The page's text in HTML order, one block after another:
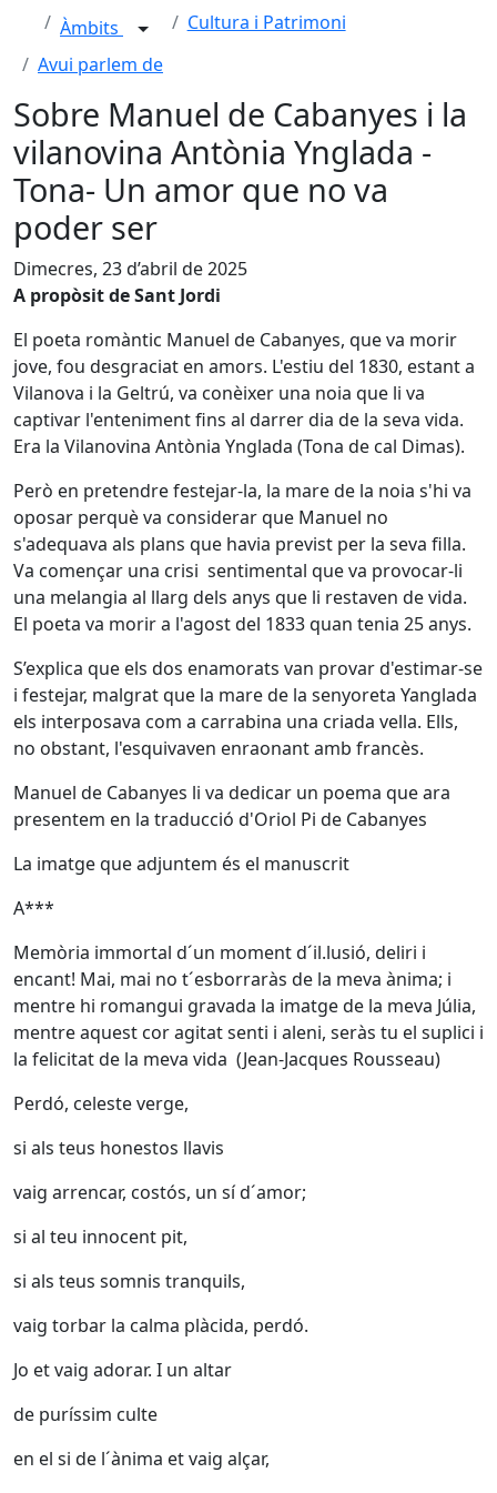
Àmbits
Cultura i Patrimoni
Avui parlem de
Sobre Manuel de Cabanyes i la
vilanovina Antònia Ynglada -
Tona- Un amor que no va
poder ser
Dimecres, 23 d’abril de 2025
A propòsit de Sant Jordi
El poeta romàntic Manuel de Cabanyes, que va morir
jove, fou desgraciat en amors. L'estiu del 1830, estant a
Vilanova i la Geltrú, va conèixer una noia que li va
captivar l'enteniment fins al darrer dia de la seva vida.
Era la Vilanovina Antònia Ynglada (Tona de cal Dimas).
Però en pretendre festejar-la, la mare de la noia s'hi va
oposar perquè va considerar que Manuel no
s'adequava als plans que havia previst per la seva filla.
Va començar una crisi sentimental que va provocar-li
una melangia al llarg dels anys que li restaven de vida.
El poeta va morir a l'agost del 1833 quan tenia 25 anys.
S’explica que els dos enamorats van provar d'estimar-se
i festejar, malgrat que la mare de la senyoreta Yanglada
els interposava com a carrabina una criada vella. Ells,
no obstant, l'esquivaven enraonant amb francès.
Manuel de Cabanyes li va dedicar un poema que ara
presentem en la traducció d'Oriol Pi de Cabanyes
La imatge que adjuntem és el manuscrit
A***
Memòria immortal d´un moment d´il.lusió, deliri i
encant! Mai, mai no t´esborraràs de la meva ànima; i
mentre hi romangui gravada la imatge de la meva Júlia,
mentre aquest cor agitat senti i aleni, seràs tu el suplici i
la felicitat de la meva vida (Jean-Jacques Rousseau)
Perdó, celeste verge,
si als teus honestos llavis
vaig arrencar, costós, un sí d´amor;
si al teu innocent pit,
si als teus somnis tranquils,
vaig torbar la calma plàcida, perdó.
Jo et vaig adorar. I un altar
de puríssim culte
en el si de l´ànima et vaig alçar,